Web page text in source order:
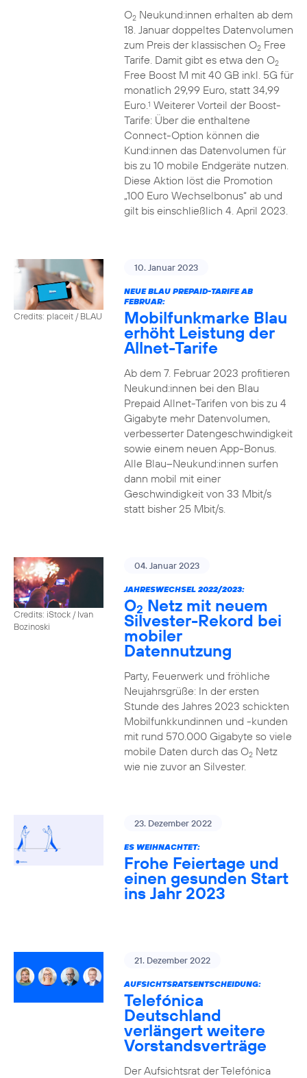
O2Neukund:innen erhalten ab dem
18. Januar doppeltes Datenvolumen
zum Preis der klassischen O2Free
Tarife. Damit gibt es etwa den O2
Free Boost M mit 40 GB inkl. 5G für
monatlich 29,99 Euro, statt 34,99
Euro.1 Weiterer Vorteil der Boost-
Tarife: Über die enthaltene
Connect-Option können die
Kund:innen das Datenvolumen für
bis zu 10 mobile Endgeräte nutzen.
Diese Aktion löst die Promotion
„100 Euro Wechselbonus“ ab und
gilt bis einschließlich 4. April 2023.
Credits: placeit / BLAU
10. Januar 2023
NEUE BLAU PREPAID-TARIFE AB
FEBRUAR:
Mobilfunkmarke Blau
erhöht Leistung der
Allnet-Tarife
Ab dem 7. Februar 2023 profitieren
Neukund:innen bei den Blau
Prepaid Allnet-Tarifen von bis zu 4
Gigabyte mehr Datenvolumen,
verbesserter Datengeschwindigkeit
sowie einem neuen App-Bonus.
Alle Blau–Neukund:innen surfen
dann mobil mit einer
Geschwindigkeit von 33 Mbit/s
statt bisher 25 Mbit/s.
Credits: iStock / Ivan
Bozinoski
04. Januar 2023
JAHRESWECHSEL 2022/2023:
O2 Netz mit neuem
Silvester-Rekord bei
mobiler
Datennutzung
Party, Feuerwerk und fröhliche
Neujahrsgrüße: In der ersten
Stunde des Jahres 2023 schickten
Mobilfunkkundinnen und -kunden
mit rund 570.000 Gigabyte so viele
mobile Daten durch das O2Netz
wie nie zuvor an Silvester.
23. Dezember 2022
ES WEIHNACHTET:
Frohe Feiertage und
einen gesunden Start
ins Jahr 2023
21. Dezember 2022
AUFSICHTSRATSENTSCHEIDUNG:
Telefónica
Deutschland
verlängert weitere
Vorstandsverträge
Der Aufsichtsrat der Telefónica